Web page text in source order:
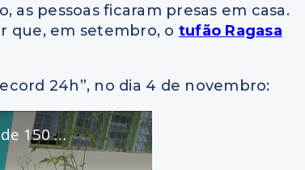
as pessoas ficaram presas em casa.
que, em setembro, o tufão Ragasa
24h”, no dia 4 de novembro: